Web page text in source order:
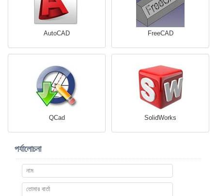
AutoCAD FreeCAD
QCad SolidWorks
পর্যালোচনা